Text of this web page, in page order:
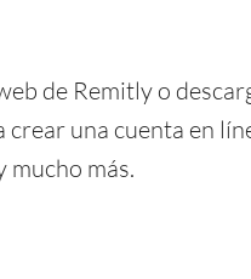
de Remitly o
una cuenta en
mucho más.